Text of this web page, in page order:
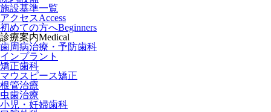
施設基準一覧
アクセスAccess
初めての方へBeginners
診療案内Medical
歯周病治療・予防歯科
インプラント
矯正歯科
マウスピース矯正
根管治療
虫歯治療
小児・妊婦歯科